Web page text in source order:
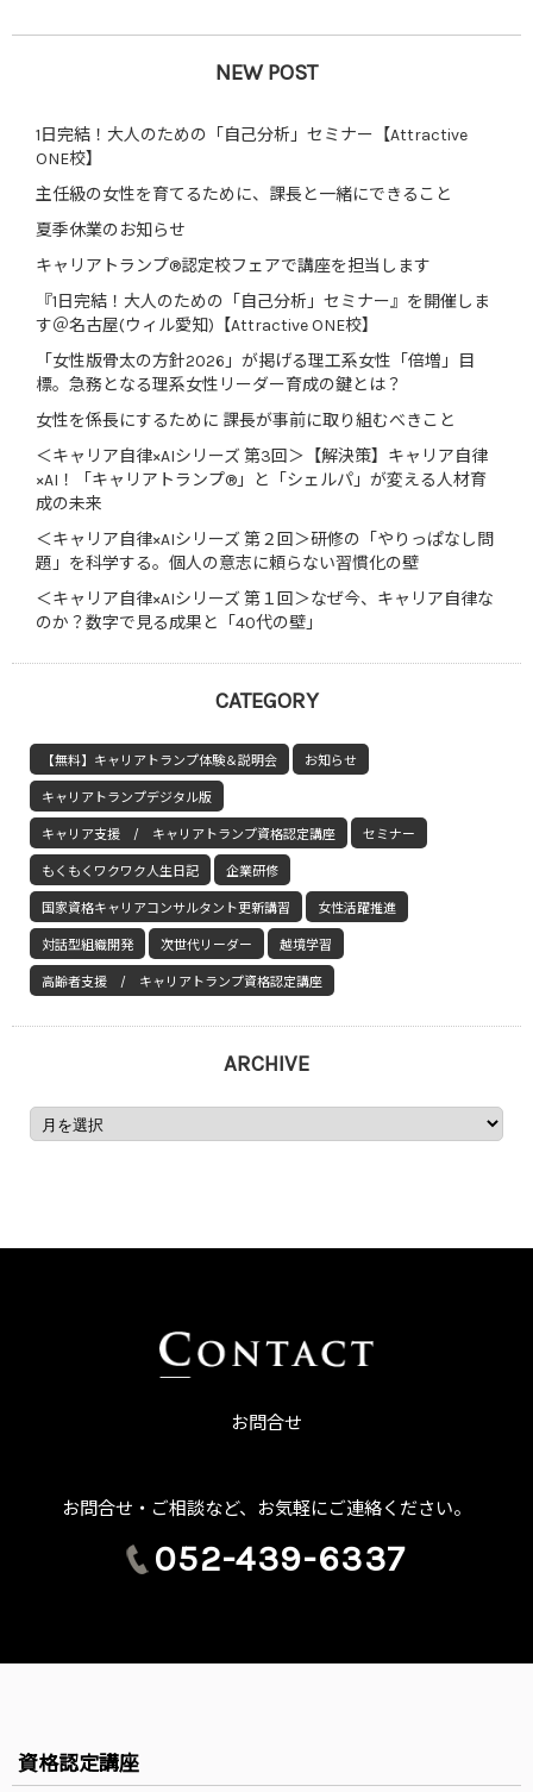
NEW POST
1日完結！大人のための「自己分析」セミナー【Attractive
ONE校】
主任級の女性を育てるために、課長と一緒にできること
夏季休業のお知らせ
キャリアトランプ®認定校フェアで講座を担当します
『1日完結！大人のための「自己分析」セミナー』を開催しま
す＠名古屋(ウィル愛知)【Attractive ONE校】
「女性版骨太の方針2026」が掲げる理工系女性「倍増」目
標。急務となる理系女性リーダー育成の鍵とは？
女性を係長にするために 課長が事前に取り組むべきこと
＜キャリア自律×AIシリーズ 第3回＞【解決策】キャリア自律
×AI！「キャリアトランプ®」と「シェルパ」が変える人材育
成の未来
＜キャリア自律×AIシリーズ 第２回＞研修の「やりっぱなし問
題」を科学する。個人の意志に頼らない習慣化の壁
＜キャリア自律×AIシリーズ 第１回＞なぜ今、キャリア自律な
のか？数字で見る成果と「40代の壁」
CATEGORY
【無料】キャリアトランプ体験＆説明会 お知らせ
キャリアトランプデジタル版
キャリア支援 / キャリアトランプ資格認定講座 セミナー
もくもくワクワク人生日記 企業研修
国家資格キャリアコンサルタント更新講習 女性活躍推進
対話型組織開発 次世代リーダー 越境学習
高齢者支援 / キャリアトランプ資格認定講座
ARCHIVE
お問合せ
お問合せ・ご相談など、お気軽にご連絡ください。
052-439-6337
資格認定講座